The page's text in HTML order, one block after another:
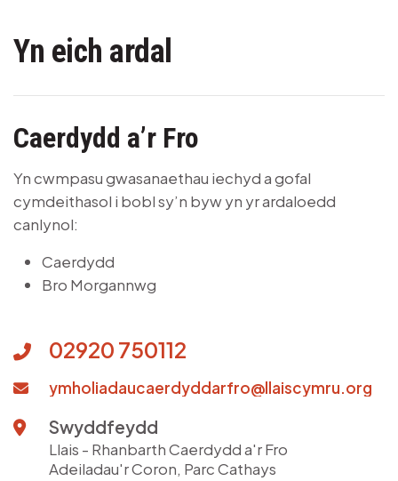
Yn eich ardal
Caerdydd a’r Fro
Yn cwmpasu gwasanaethau iechyd a gofal
cymdeithasol i bobl sy’n byw yn yr ardaloedd
canlynol:
Caerdydd
Bro Morgannwg
02920 750112
ymholiadaucaerdyddarfro@llaiscymru.org
Swyddfeydd
Llais - Rhanbarth Caerdydd a'r Fro
Adeiladau'r Coron, Parc Cathays